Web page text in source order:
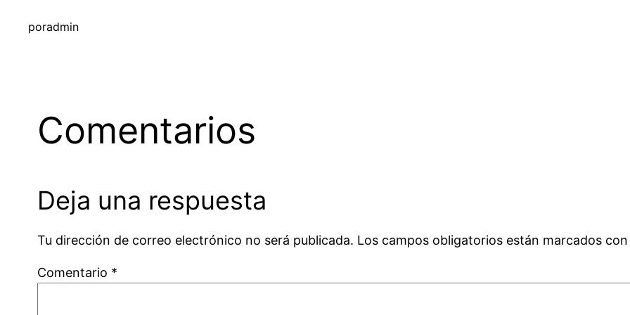
poradmin
Comentarios
Deja una respuesta
Tu dirección de correo electrónico no será publicada. Los campos obligatorios están marcados
Comentario *